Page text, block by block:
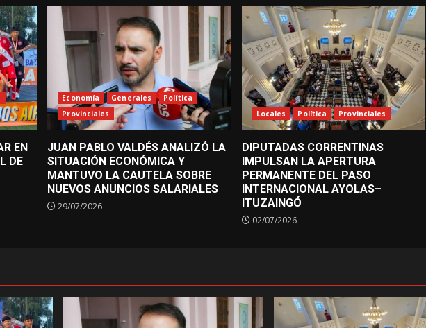
EN
DE
Economía Generales
Política
Provinciales
JUAN PABLO VALDÉS ANALIZÓ LA
SITUACIÓN ECONÓMICA Y
MANTUVO LA CAUTELA SOBRE
NUEVOS ANUNCIOS SALARIALES
29/07/2026
Locales Política Provinciales
DIPUTADAS CORRENTINAS
IMPULSAN LA APERTURA
PERMANENTE DEL PASO
INTERNACIONAL AYOLAS–
ITUZAINGÓ
02/07/2026